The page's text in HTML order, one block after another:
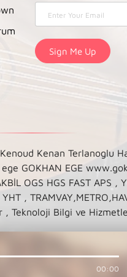
Kenan Terlanoglu
GOKHAN EGE
OGS HGS FAST APS ,
,
, Teknoloji Bilgi ve
00:00